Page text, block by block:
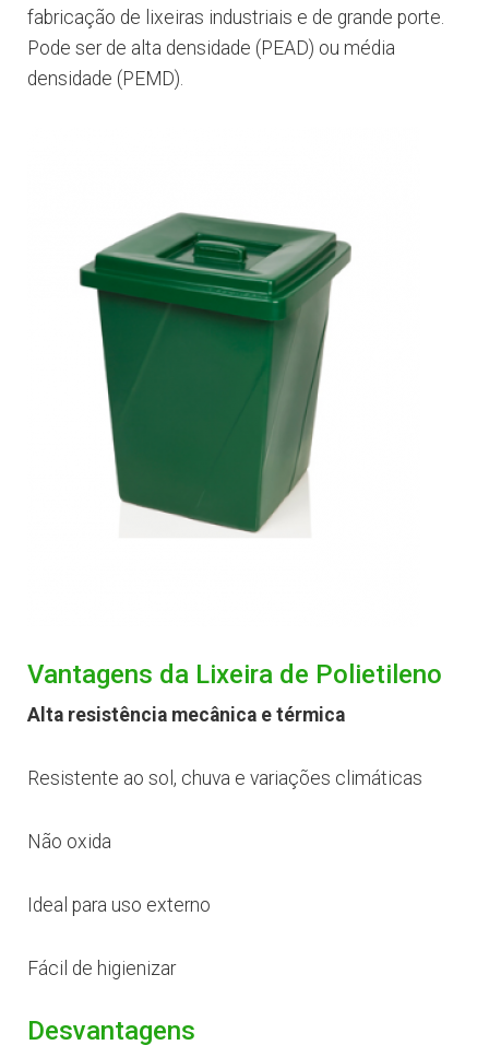
fabricação de lixeiras industriais e de grande porte.
Pode ser de alta densidade (PEAD) ou média
densidade (PEMD).
Vantagens da Lixeira de Polietileno
Alta resistência mecânica e térmica
Resistente ao sol, chuva e variações climáticas
Não oxida
Ideal para uso externo
Fácil de higienizar
Desvantagens